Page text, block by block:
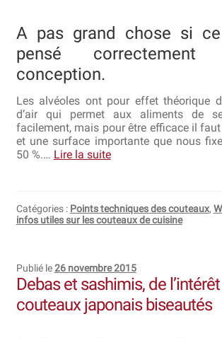
Plan du site
Politique en matière de remboursements et
Questions / Réponses
Revendeurs
Téléchargements
A pas grand chose si ce
pensé
conception.
Les alvéoles ont pour effet théorique
d’air qui permet aux aliments de
facilement, mais pour être efficace il
et une surface importante que nous
50 %.… Lire la suite
Catégories : Points techniques des couteaux,
infos utiles sur les couteaux de cuisine
Publié le26 novembre 2015
Debas et sashimis, de
couteaux japonais biseautés